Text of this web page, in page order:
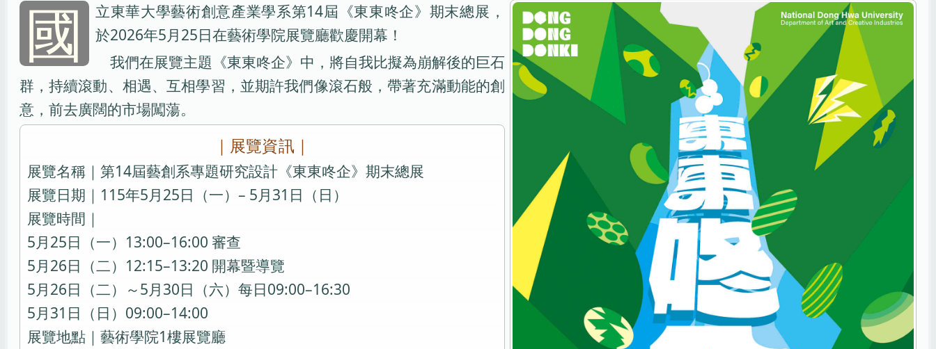
國
立東華大學藝術創意產業學系第14屆《東東咚企》期末總展，
於2026年5月25日在藝術學院展覽廳歡慶開幕！
我們在展覽主題《東東咚企》中，將自我比擬為崩解後的巨石
群，持續滾動、相遇、互相學習，並期許我們像滾石般，帶著充滿動能的創
意，前去廣闊的市場闖蕩。
｜展覽資訊｜
展覽名稱｜第14屆藝創系專題研究設計《東東咚企》期末總展
展覽日期｜115年5月25日（一）– 5月31日（日）
展覽時間｜
5月25日（一）13:00–16:00 審查
5月26日（二）12:15–13:20 開幕暨導覽
5月26日（二）～5月30日（六）每日09:00–16:30
5月31日（日）09:00–14:00
展覽地點｜藝術學院1樓展覽廳